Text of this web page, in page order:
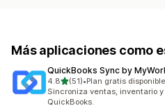
Más aplicaciones como
QuickBooks Sync by
4.8de 5 estrellas
(51)
51 reseñas en total
•Plan gratis disponible
Sincroniza ventas, inventario
QuickBooks.